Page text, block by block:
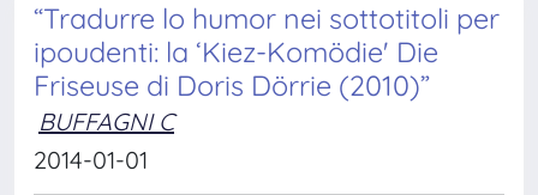
“Tradurre lo humor nei sottotitoli per
ipoudenti: la ‘Kiez-Komödie' Die
Friseuse di Doris Dörrie (2010)”
BUFFAGNI C
2014-01-01